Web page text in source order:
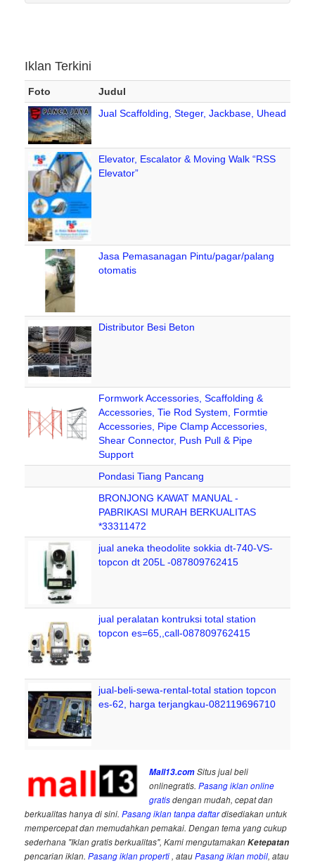
Peralatan Ringan(6)
Iklan Terkini
Foto
Judul
Jual Scaffolding, Steger, Jackbase, Uhead
Elevator, Escalator & Moving Walk “RSS
Elevator”
Jasa Pemasanagan Pintu/pagar/palang
otomatis
Distributor Besi Beton
Formwork Accessories, Scaffolding &
Accessories, Tie Rod System, Formtie
Accessories, Pipe Clamp Accessories,
Shear Connector, Push Pull & Pipe
Support
Pondasi Tiang Pancang
BRONJONG KAWAT MANUAL -
PABRIKASI MURAH BERKUALITAS
*33311472
jual aneka theodolite sokkia dt-740-VS-
topcon dt 205L -087809762415
jual peralatan kontruksi total station
topcon es=65,,call-087809762415
jual-beli-sewa-rental-total station topcon
es-62, harga terjangkau-082119696710
Mall13.comSitus jual beli
onlinegratis.Pasang iklan online
gratisdengan mudah, cepat dan
berkualitas hanya di sini. Pasang iklan tanpa daftardisediakan untuk
mempercepat dan memudahkan pemakai. Dengan tema yang cukup
sederhana "Iklan gratis berkualitas", Kami mengutamakanKetepatan
pencarian iklan. Pasang iklan properti , atauPasang iklan mobil, atau